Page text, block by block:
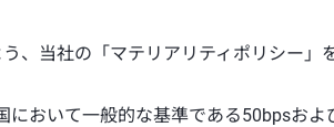
当社の「マテリアリティポリシー」
おいて一般的な基準である50bpsお